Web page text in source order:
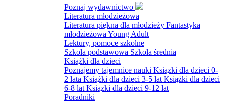
Poznaj wydawnictwo
Literatura młodzieżowa
Literatura piękna dla młodzieży Fantastyka
młodzieżowa Young Adult
Lektury, pomoce szkolne
Szkoła podstawowa Szkoła średnia
Książki dla dzieci
Poznajemy tajemnice nauki Ksiązki dla dzieci 0-
2 lata Książki dla dzieci 3-5 lat Książki dla dzieci
6-8 lat Ksiązki dla dzieci 9-12 lat
Poradniki